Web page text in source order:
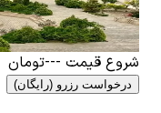
0 اتاق خواب4 نفر
۳٬۲۳۶٬۰۰۰تومان
شروع قیمت ---تومان
درخواست رزرو (رایگان)